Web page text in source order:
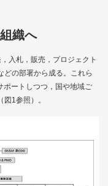
織へ
入札，販売，プロジェクト
どの部署から成る。これら
ポートしつつ，国や地域ご
図1参照）。